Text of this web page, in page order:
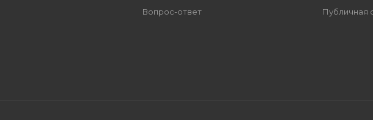
Вопрос-ответ
Публичная